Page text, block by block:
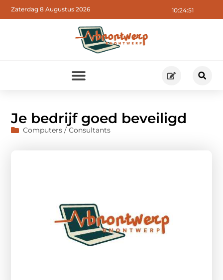
10:24:51
Zaterdag 8 Augustus 2026
Je bedrijf goed beveiligd
Computers / Consultants